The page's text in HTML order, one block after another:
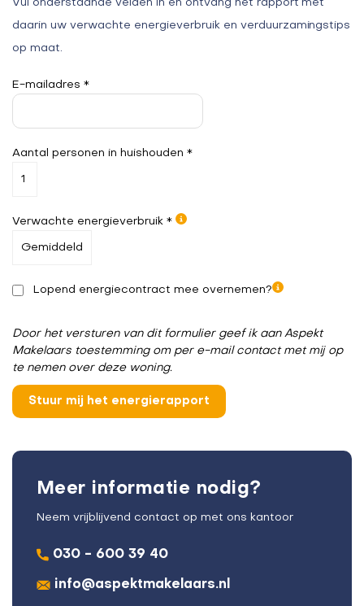
Vul onderstaande velden in en ontvang het rapport met
daarin uw verwachte energieverbruik en verduurzamingstips
op maat.
E-mailadres *
Aantal personen in huishouden *
Verwachte energieverbruik *
Lopend energiecontract mee overnemen?
Door het versturen van dit formulier geef ik aan Aspekt
Makelaars toestemming om per e-mail contact met mij op
te nemen over deze woning.
Meer informatie nodig?
Neem vrijblijvend contact op met ons kantoor
030 - 600 39 40
info@aspektmakelaars.nl